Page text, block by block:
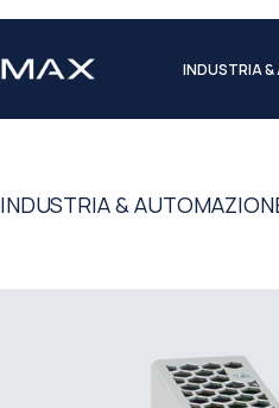
INDUSTRIA
INDUSTRIA &